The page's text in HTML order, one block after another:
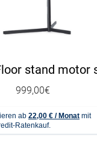
stand motor
999,00€